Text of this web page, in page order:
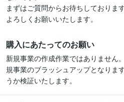
まずはご質問からお待ちしております
よろしくお願いいたします。
購入にあたってのお願い
新規事業の作成作業ではありません
規事業のブラッシュアップとなりま
うか検証いたします。